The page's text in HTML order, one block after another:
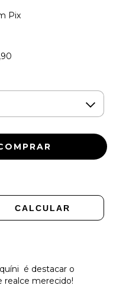
Pix
CALCULAR
é destacar o
realce merecido!